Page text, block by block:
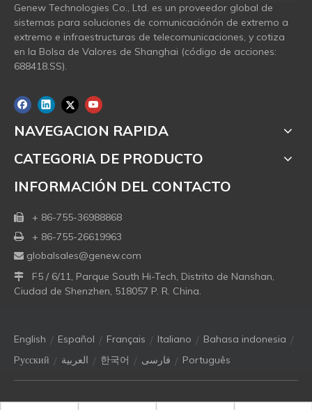
Genew Technologies Co., Ltd. es un proveedor global de
sistemas para soluciones de comunicaciónón de extremo a
extremo e infraestructuras de telecomunicaciones, y cotiza
en la Bolsa de Valores de Shanghai (código de acciones:
688418.SS).
NAVEGACION RAPIDA
CATEGORIA DE PRODUCTO
INFORMACIÓN DEL CONTACTO
 + 86-755-36988868
 + 86-755-26619963
 globalsales@genew.com
 F5 / 6/11, Parque South Hi-Tech, Distrito de Nanshan,
Ciudad de Shenzhen, 518057 P. R. China.
English / Español / Français / Italiano / Bahasa indonesia /
Pусский / العربية / 한국어 / فارسی / Português
Copyright © 2021 Genew Technologies Co. Ltd. Todos los